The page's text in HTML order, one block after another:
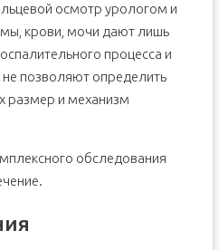
осмотр урологом и
крови, мочи дают лишь
процесса и
позволяют определить
размер и механизм
обследования